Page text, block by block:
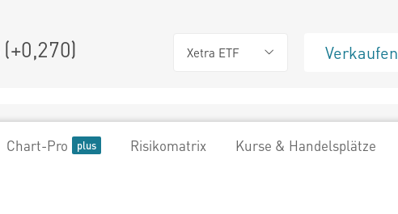
(+0,270) Xetra ETF Verkaufen
Chart-Pro Risikomatrix Kurse & Handelsplätze